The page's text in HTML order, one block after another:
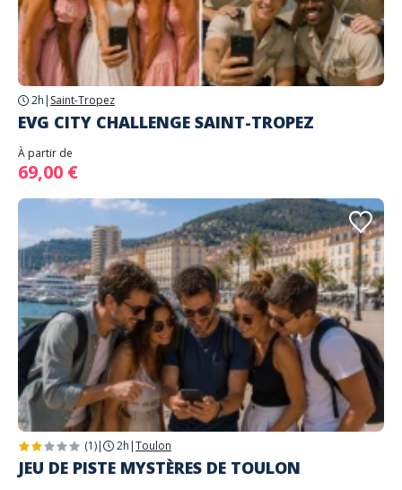
2h | Saint-Tropez
EVG CITY CHALLENGE SAINT-TROPEZ
À partir de
69,00 €
(1)| 2h |Toulon
JEU DE PISTE MYSTÈRES DE TOULON